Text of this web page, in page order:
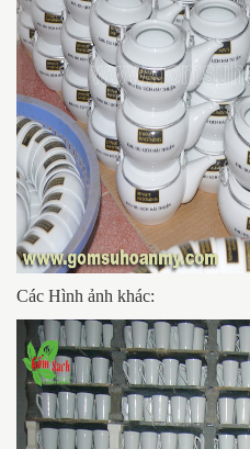
Các Hình ảnh khác: